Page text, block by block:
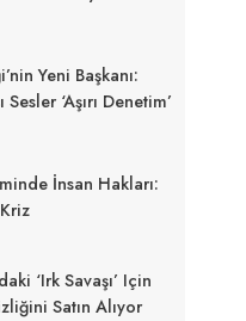
Yeni Başkanı:
Sesler ‘aşırı Denetim’
İnsan Hakları:
‘ırk Savaşı’ Için
Satın Alıyor